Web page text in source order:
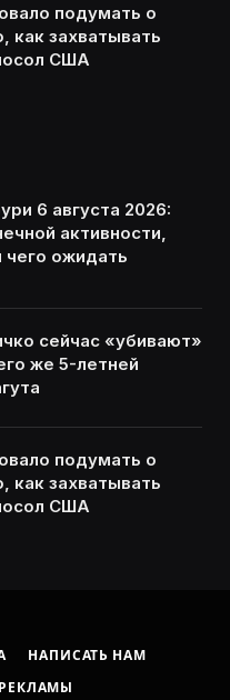
подумать о
как захватывать
США
6 августа 2026:
активности,
чего ожидать
сейчас «убивают»
же 5-летней
подумать о
как захватывать
США
НАПИСАТЬ НАМ